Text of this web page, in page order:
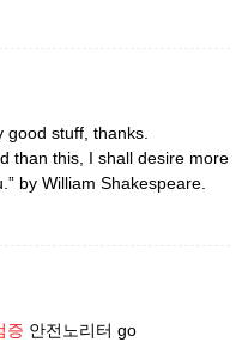
good stuff, thanks.
than this, I shall desire more
by William Shakespeare.
증 안전노리터 go